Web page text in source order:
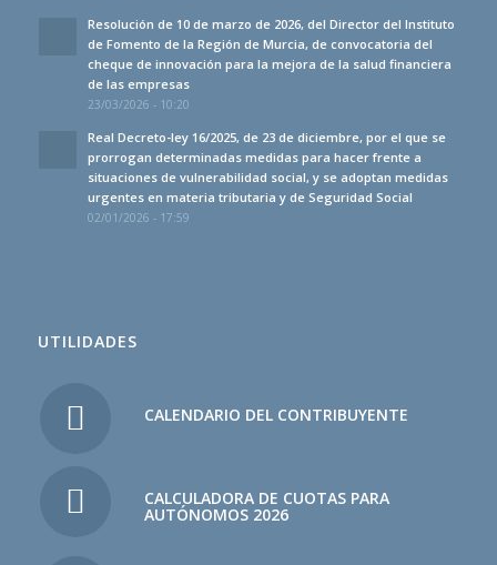
Resolución de 10 de marzo de 2026, del Director del Instituto
de Fomento de la Región de Murcia, de convocatoria del
cheque de innovación para la mejora de la salud financiera
de las empresas
23/03/2026 - 10:20
Real Decreto-ley 16/2025, de 23 de diciembre, por el que se
prorrogan determinadas medidas para hacer frente a
situaciones de vulnerabilidad social, y se adoptan medidas
urgentes en materia tributaria y de Seguridad Social
02/01/2026 - 17:59
UTILIDADES
CALENDARIO DEL CONTRIBUYENTE
CALCULADORA DE CUOTAS PARA
AUTÓNOMOS 2026